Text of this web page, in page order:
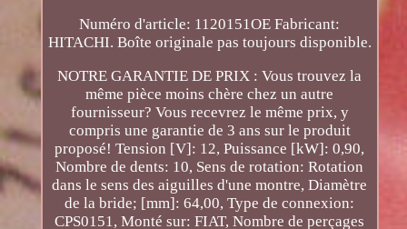
Numéro d'article: 1120151OE Fabricant:
HITACHI. Boîte originale pas toujours disponible.
NOTRE GARANTIE DE PRIX : Vous trouvez la
même pièce moins chère chez un autre
fournisseur? Vous recevrez le même prix, y
compris une garantie de 3 ans sur le produit
proposé! Tension [V]: 12, Puissance [kW]: 0,90,
Nombre de dents: 10, Sens de rotation: Rotation
dans le sens des aiguilles d'une montre, Diamètre
de la bride; [mm]: 64,00, Type de connexion:
CPS0151, Monté sur: FIAT, Nombre de perçages